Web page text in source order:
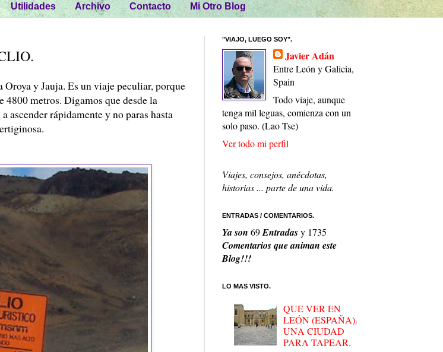
Utilidades Archivo Contacto Mi Otro Blog
y Jauja. Es un viaje peculiar, porque
4800 metros. Digamos que desde la
ascender rápidamente y no paras hasta
"VIAJO, LUEGO SOY".
Javier Adán
Entre León y Galicia,
Spain
Todo viaje, aunque
tenga mil leguas, comienza con un
solo paso. (Lao Tse)
Ver todo mi perfil
Viajes, consejos, anécdotas,
historias ... parte de una vida.
ENTRADAS / COMENTARIOS.
Ya son 69Entradasy 1735
Comentarios que animan este
Blog!!!
LO MAS VISTO.
QUE VER EN
LEÓN (ESPAÑA).
UNA CIUDAD
PARA TAPEAR.